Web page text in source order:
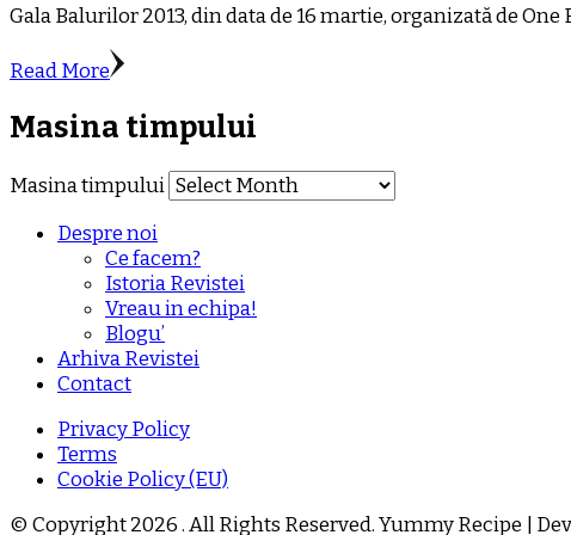
Gala Balurilor 2013, din data de 16 martie, organizată de
Read More
Masina timpului
Masina timpului
Despre noi
Ce facem?
Istoria Revistei
Vreau in echipa!
Blogu’
Arhiva Revistei
Contact
Privacy Policy
Terms
Cookie Policy (EU)
© Copyright 2026. All Rights Reserved.Yummy Recipe |